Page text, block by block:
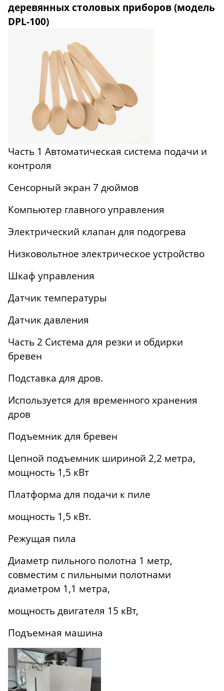
деревянных столовых приборов (модель
DPL-100)
Часть 1 Автоматическая система подачи и
контроля
Сенсорный экран 7 дюймов
Компьютер главного управления
Электрический клапан для подогрева
Низковольтное электрическое устройство
Шкаф управления
Датчик температуры
Датчик давления
Часть 2 Система для резки и обдирки
бревен
Подставка для дров.
Используется для временного хранения
дров
Подъемник для бревен
Цепной подъемник шириной 2,2 метра,
мощность 1,5 кВт
Платформа для подачи к пиле
мощность 1,5 кВт.
Режущая пила
Диаметр пильного полотна 1 метр,
совместим с пильными полотнами
диаметром 1,1 метра,
мощность двигателя 15 кВт,
Подъемная машина